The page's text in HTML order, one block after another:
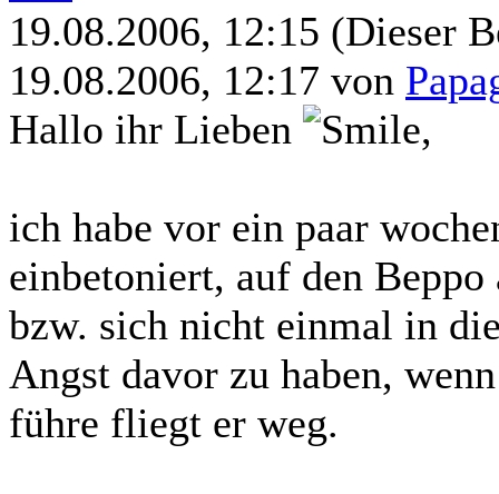
19.08.2006, 12:15 (Dieser
19.08.2006, 12:17 von
Hallo ihr Lieben
,
ich habe vor ein paar
einbetoniert, auf den
bzw. sich nicht einmal in
Angst davor zu haben,
führe fliegt er weg.